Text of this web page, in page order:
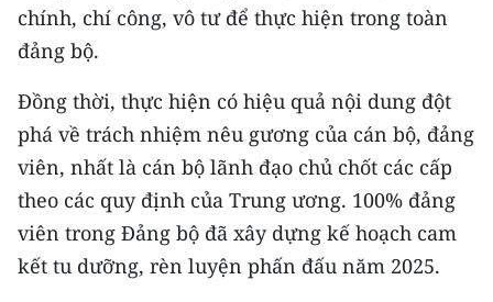
chính, chí công, vô tư để thực hiện trong toàn
đảng bộ.
Đồng thời, thực hiện có hiệu quả nội dung đột
phá về trách nhiệm nêu gương của cán bộ, đảng
viên, nhất là cán bộ lãnh đạo chủ chốt các cấp
theo các quy định của Trung ương. 100% đảng
viên trong Đảng bộ đã xây dựng kế hoạch cam
kết tu dưỡng, rèn luyện phấn đấu năm 2025.